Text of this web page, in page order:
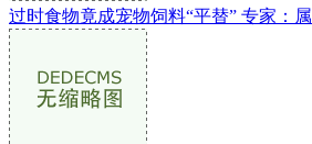
过时食物竟成宠物饲料“平替” 专家：属